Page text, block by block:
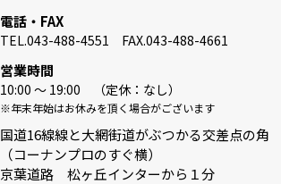
電話・FAX
TEL.043-488-4551 FAX.043-488-4661
営業時間
10:00 〜 19:00 （定休：なし）
※年末年始はお休みを頂く場合がございます
国道16線線と大網街道がぶつかる交差点の角
（コーナンプロのすぐ横）
京葉道路 松ヶ丘インターから１分